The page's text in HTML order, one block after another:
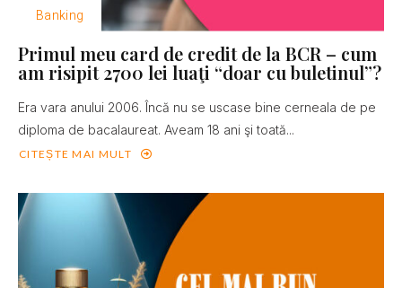
Banking
Primul meu card de credit de la BCR – cum
am risipit 2700 lei luaţi “doar cu buletinul”?
Era vara anului 2006. Încă nu se uscase bine cerneala de pe
diploma de bacalaureat. Aveam 18 ani şi toată...
CITEȘTE MAI MULT